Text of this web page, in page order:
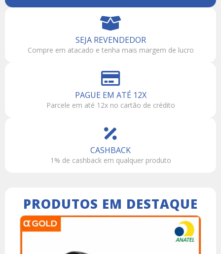
SEJA REVENDEDOR
Compre em atacado e tenha mais margem de lucro
PAGUE EM ATÉ 12X
Parcele em até 12x no cartão de crédito
CASHBACK
1% de cashback em qualquer produto
PRODUTOS EM DESTAQUE